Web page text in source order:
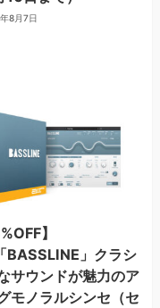
8月7日
】
BASSLINE」クラシ
サウンドが魅力のア
モノラルシンセ（セ